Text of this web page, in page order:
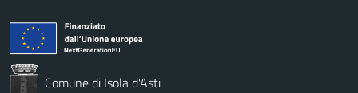
Comune di Isola d'Asti